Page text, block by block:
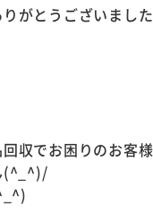
がとうございまし
収でお困りのお客
(^_^)/